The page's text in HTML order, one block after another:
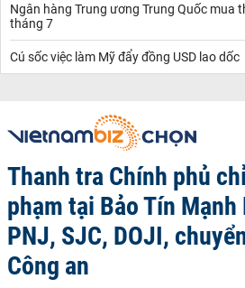
Ngân hàng Trung ương Trung Quốc mua
tháng 7
Cú sốc việc làm Mỹ đẩy đồng USD lao dốc
Thanh tra Chính phủ
phạm tại Bảo Tín
PNJ, SJC, DOJI,
Công an